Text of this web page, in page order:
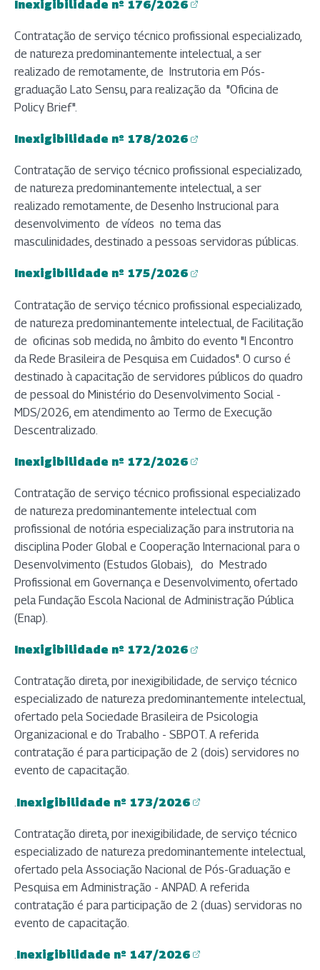
Inexigibilidade nº 176/2026
(abre em nova aba)
Contratação de serviço técnico profissional especializado,
de natureza predominantemente intelectual, a ser
realizado de remotamente, de Instrutoria em Pós-
graduação Lato Sensu, para realização da "Oficina de
Policy Brief".
Inexigibilidade nº 178/2026
(abre em nova aba)
Contratação de serviço técnico profissional especializado,
de natureza predominantemente intelectual, a ser
realizado remotamente, de Desenho Instrucional para
desenvolvimento de vídeos no tema das
masculinidades, destinado a pessoas servidoras públicas.
Inexigibilidade nº 175/2026
(abre em nova aba)
Contratação de serviço técnico profissional especializado,
de natureza predominantemente intelectual, de Facilitação
de oficinas sob medida, no âmbito do evento "I Encontro
da Rede Brasileira de Pesquisa em Cuidados". O curso é
destinado à capacitação de servidores públicos do quadro
de pessoal do Ministério do Desenvolvimento Social -
MDS/2026, em atendimento ao Termo de Execução
Descentralizado.
Inexigibilidade nº 172/2026
(abre em nova aba)
Contratação de serviço técnico profissional especializado
de natureza predominantemente intelectual com
profissional de notória especialização para instrutoria na
disciplina Poder Global e Cooperação Internacional para o
Desenvolvimento (Estudos Globais), do Mestrado
Profissional em Governança e Desenvolvimento, ofertado
pela Fundação Escola Nacional de Administração Pública
(Enap).
Inexigibilidade nº 172/2026
(abre em nova aba)
Contratação direta, por inexigibilidade, de serviço técnico
especializado de natureza predominantemente intelectual,
ofertado pela Sociedade Brasileira de Psicologia
Organizacional e do Trabalho - SBPOT. A referida
contratação é para participação de 2 (dois) servidores no
evento de capacitação.
Inexigibilidade nº 173/2026
(abre em nova aba)
Contratação direta, por inexigibilidade, de serviço técnico
especializado de natureza predominantemente intelectual,
ofertado pela Associação Nacional de Pós-Graduação e
Pesquisa em Administração - ANPAD. A referida
contratação é para participação de 2 (duas) servidoras no
evento de capacitação.
.Inexigibilidade nº 147/2026
(abre em nova aba)